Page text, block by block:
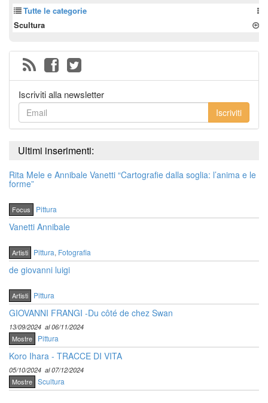
Tutte le categorie
Scultura
Iscriviti alla newsletter
Iscriviti
Ultimi inserimenti:
Rita Mele e Annibale Vanetti “Cartografie dalla soglia: l’anima e le
forme”
Focus Pittura
Vanetti Annibale
Artisti Pittura, Fotografia
de giovanni luigi
Artisti Pittura
GIOVANNI FRANGI -Du côté de chez Swan
13/09/2024 al 06/11/2024
Mostre Pittura
Koro Ihara - TRACCE DI VITA
05/10/2024 al 07/12/2024
Mostre Scultura